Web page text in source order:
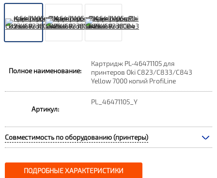
Полное наименование:
Картридж PL-46471105 для
принтеров Oki C823/C833/C843
Yellow 7000 копий ProfiLine
Артикул:
PL_46471105_Y
Совместимость по оборудованию (принтеры)
ПОДРОБНЫЕ ХАРАКТЕРИСТИКИ